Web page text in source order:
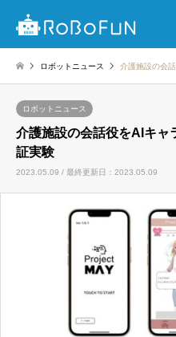
ロボットニュース 介護施設の会
ロボットニュース
介護施設の会話役をAIキャ
証実験
2023.05.09 / 最終更新日：2023.05.09